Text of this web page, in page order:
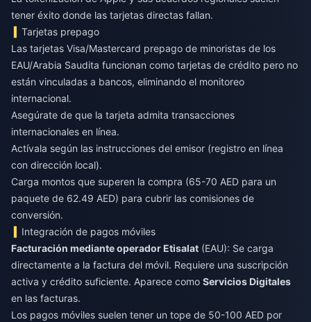
tener éxito donde las tarjetas directas fallan.
Tarjetas prepago
Las tarjetas Visa/Mastercard prepago de minoristas de los
EAU/Arabia Saudita funcionan como tarjetas de crédito pero no
están vinculadas a bancos, eliminando el monitoreo
internacional.
Asegúrate de que la tarjeta admita transacciones
internacionales en línea.
Actívala según las instrucciones del emisor (registro en línea
con dirección local).
Carga montos que superen la compra (65-70 AED para un
paquete de 62.49 AED) para cubrir las comisiones de
conversión.
Integración de pagos móviles
Facturación mediante operador Etisalat (EAU): Se carga
directamente a la factura del móvil. Requiere una suscripción
activa y crédito suficiente. Aparece como Servicios Digitales
en las facturas.
Los pagos móviles suelen tener un tope de 50-100 AED por